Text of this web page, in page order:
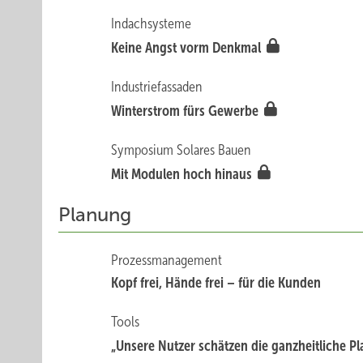
Indachsysteme
Keine Angst vorm Denkmal
Industriefassaden
Winterstrom fürs Gewerbe
Symposium Solares Bauen
Mit Modulen hoch hinaus
Planung
Prozessmanagement
Kopf frei, Hände frei – für die Kunden
Tools
„Unsere Nu tzer schätzen die ganzheitliche